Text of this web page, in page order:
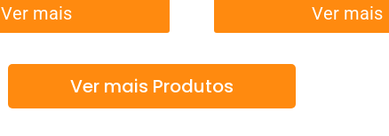
Ver mais Ver mais
Ver mais Produtos